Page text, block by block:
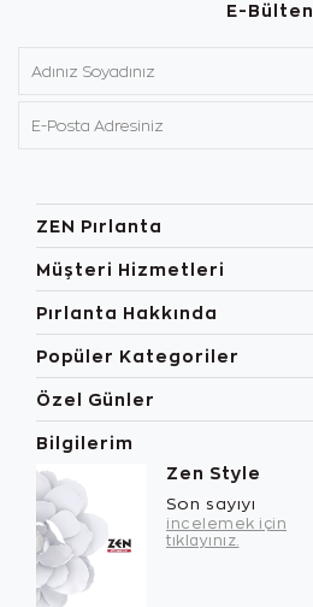
E-Bülten
ZEN Pırlanta
Müşteri Hizmetleri
Pırlanta Hakkında
Popüler Kategoriler
Özel Günler
Bilgilerim
Zen Style
Son sayıyı
incelemek için
tıklayınız.